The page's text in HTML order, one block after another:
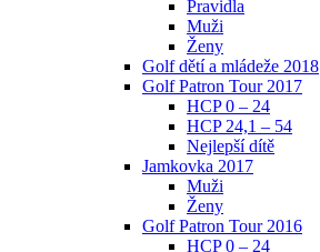
Pravidla
Muži
Ženy
Golf dětí a mládeže 2018
Golf Patron Tour 2017
HCP 0 – 24
HCP 24,1 – 54
Nejlepší dítě
Jamkovka 2017
Muži
Ženy
Golf Patron Tour 2016
HCP 0 – 24